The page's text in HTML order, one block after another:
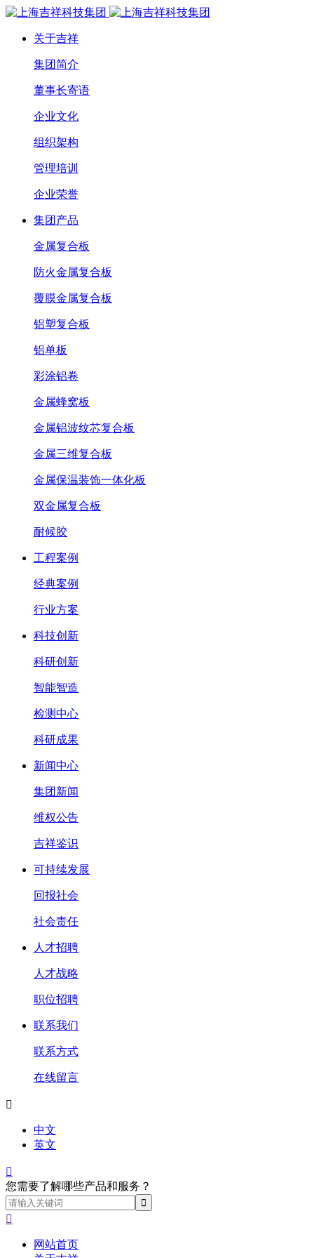
关于吉祥
集团简介
董事长寄语
企业文化
组织架构
管理培训
企业荣誉
集团产品
金属复合板
防火金属复合板
覆膜金属复合板
铝塑复合板
铝单板
彩涂铝卷
金属蜂窝板
金属铝波纹芯复合板
金属三维复合板
金属保温装饰一体化板
双金属复合板
耐候胶
工程案例
经典案例
行业方案
科技创新
科研创新
智能智造
检测中心
科研成果
新闻中心
集团新闻
维权公告
吉祥鉴识
可持续发展
回报社会
社会责任
人才招聘
人才战略
职位招聘
联系我们
联系方式
在线留言

中文
英文

您需要了解哪些产品和服务？

网站首页